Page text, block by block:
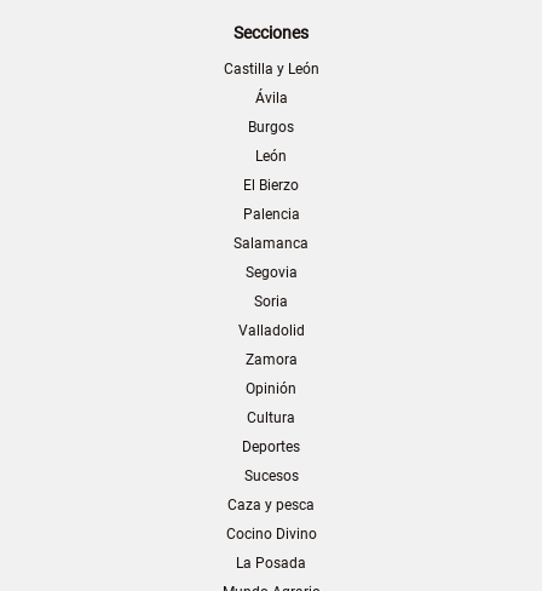
Secciones
Castilla y León
Ávila
Burgos
León
El Bierzo
Palencia
Salamanca
Segovia
Soria
Valladolid
Zamora
Opinión
Cultura
Deportes
Sucesos
Caza y pesca
Cocino Divino
La Posada